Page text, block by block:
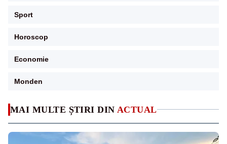
MAI MULTE ȘTIRI DIN ACTUAL
Sport
Horoscop
Economie
Monden